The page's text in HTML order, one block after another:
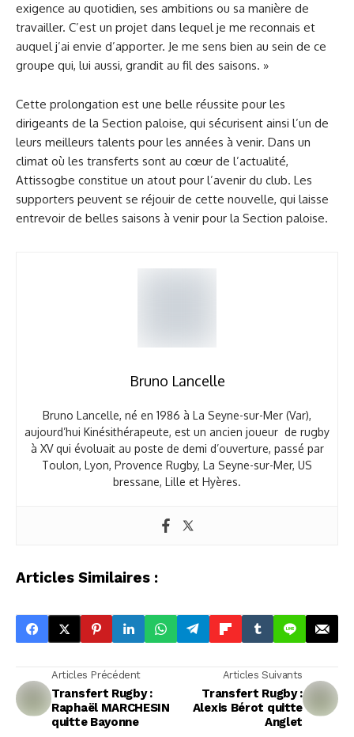
exigence au quotidien, ses ambitions ou sa manière de
travailler. C’est un projet dans lequel je me reconnais et
auquel j’ai envie d’apporter. Je me sens bien au sein de ce
groupe qui, lui aussi, grandit au fil des saisons. »
Cette prolongation est une belle réussite pour les
dirigeants de la Section paloise, qui sécurisent ainsi l’un de
leurs meilleurs talents pour les années à venir. Dans un
climat où les transferts sont au cœur de l’actualité,
Attissogbe constitue un atout pour l’avenir du club. Les
supporters peuvent se réjouir de cette nouvelle, qui laisse
entrevoir de belles saisons à venir pour la Section paloise.
Bruno Lancelle
Bruno Lancelle, né en 1986 à La Seyne-sur-Mer (Var),
aujourd’hui Kinésithérapeute, est un ancien joueur de rugby
à XV qui évoluait au poste de demi d’ouverture, passé par
Toulon, Lyon, Provence Rugby, La Seyne-sur-Mer, US
bressane, Lille et Hyères.
Articles Similaires :
Articles Précédent
Transfert Rugby :
Raphaël MARCHESIN
quitte Bayonne
Articles Suivants
Transfert Rugby :
Alexis Bérot quitte
Anglet